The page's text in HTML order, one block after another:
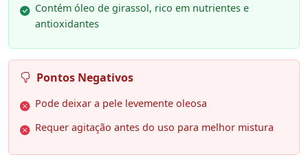
Contém óleo de girassol, rico em nutrientes e
antioxidantes
Pontos Negativos
Pode deixar a pele levemente oleosa
Requer agitação antes do uso para melhor mistura